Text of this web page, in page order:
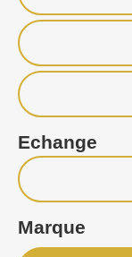
Echange
Marque